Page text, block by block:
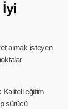
İyi
almak isteyen
Kaliteli eğitim
sürücü